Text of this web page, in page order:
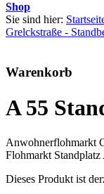
Shop
Sie sind hier:
Grelckstraße -
Warenkorb
A 55
Anwohnerflohmarkt
Flohmarkt Standplatz
Dieses Produkt ist